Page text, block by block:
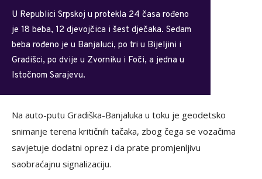
U Republici Srpskoj u protekla 24 časa rođeno
je 18 beba, 12 djevojčica i šest dječaka. Sedam
beba rođeno je u Banjaluci, po tri u Bijeljini i
Gradišci, po dvije u Zvorniku i Foči, a jedna u
Istočnom Sarajevu.
Na auto-putu Gradiška-Banjaluka u toku je geodetsko
snimanje terena kritičnih tačaka, zbog čega se vozačima
savjetuje dodatni oprez i da prate promjenljivu
saobraćajnu signalizaciju.